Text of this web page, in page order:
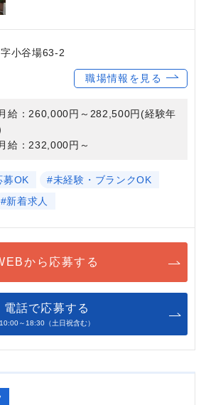
小谷場63-2
職場情報を見る
給：260,000円～282,500円(経験年
給：232,000円～
募OK
#未経験・ブランクOK
#新着求人
から応募する
電話で応募する
10:00～18:30（土日祝含む）